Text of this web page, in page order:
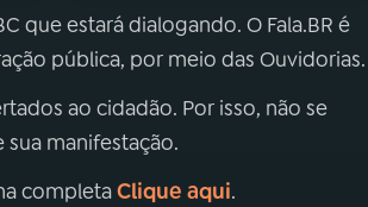
que estará dialogando. O Fala.BR é
pública, por meio das Ouvidorias.
ao cidadão. Por isso, não se
manifestação.
completaClique aqui.